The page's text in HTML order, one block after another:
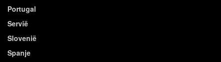
Portugal
Servië
Slovenië
Spanje